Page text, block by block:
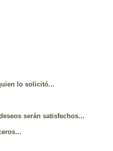
lo solicitó...
serán satisfechos...